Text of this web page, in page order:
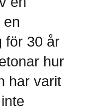
en
för 30 år
hur
har varit